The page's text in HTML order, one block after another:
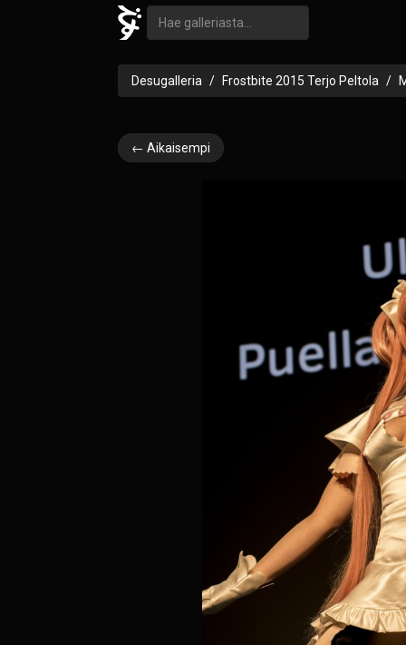
Desugalleria Frostbite 2015 Terjo Peltola
← Aikaisempi